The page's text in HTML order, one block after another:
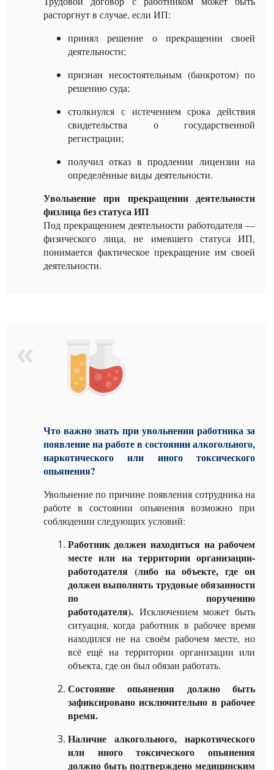
расторгнут в случае, если ИП:
принял решение о прекращении своей
деятельности;
признан несостоятельным (банкротом) по
решению суда;
столкнулся с истечением срока действия
свидетельства о государственной
регистрации;
получил отказ в продлении лицензии на
определённые виды деятельности.
Увольнение при прекращении деятельности
физлица без статуса ИП
Под прекращением деятельности работодателя —
физического лица, не имевшего статуса ИП,
понимается фактическое прекращение им своей
деятельности.
Что важно знать при увольнении работника за
появление на работе в состоянии алкогольного,
наркотического или иного токсического
опьянения?
Увольнение по причине появления сотрудника на
работе в состоянии опьянения возможно при
соблюдении следующих условий:
Работник должен находиться на рабочем
месте или на территории организации-
работодателя (либо на объекте, где он
должен выполнять трудовые обязанности
по поручению
работодателя).Исключением может быть
ситуация, когда работник в рабочее время
находился не на своём рабочем месте, но
всё ещё на территории организации или
объекта, где он был обязан работать.
Состояние опьянения должно быть
зафиксировано исключительно в рабочее
время.
Наличие алкогольного, наркотического
или иного токсического опьянения
должно быть подтверждено медицинским